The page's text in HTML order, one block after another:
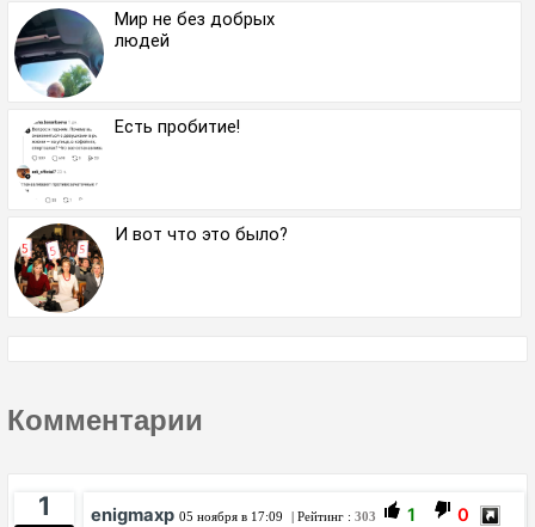
Мир не без добрых
людей
Есть пробитие!
И вот что это было?
Комментарии
1 enigmaxp 05 ноября в 17:09 | Рейтинг : 303 1 0